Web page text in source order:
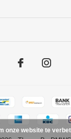
onze website te